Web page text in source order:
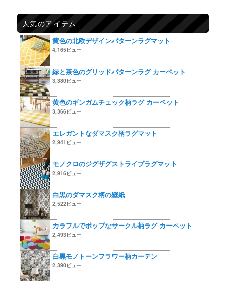
人気のアイテム
黄色の北欧デザインパターンラグマット
4,165ビュー
緑と茶色のグリッドパターンラグ カーペット
3,380ビュー
黄色のギンガムチェック柄ラグ カーペット
3,366ビュー
エレガントなダマスク柄ラグマット
2,941ビュー
モノクロのジグザグストライプラグマット
2,916ビュー
白黒のダマスク柄の壁紙
2,522ビュー
カラフルでポップなサークル柄ラグ カーペット
2,493ビュー
白黒モノトーンフラワー柄カーテン
2,390ビュー